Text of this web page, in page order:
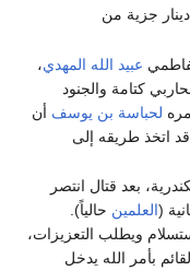
عبيد الله المهدي،
كتامة والجنود
لحباسة بن يوسف أن
اتخذ طريقه إلى
بعد قتال انتصر
(العلمين حالياً).
ويطلب التعزيزات،
بأمر الله يدخل